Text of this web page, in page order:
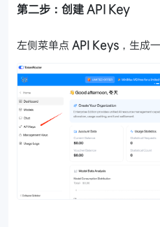
第二步：创建 API Key
左侧菜单点 API Keys ，生成